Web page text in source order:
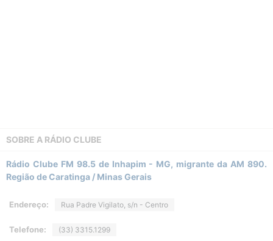
SOBRE A RÁDIO CLUBE
Rádio Clube FM 98.5 de Inhapim - MG, migrante da AM 890.
Região de Caratinga / Minas Gerais
Endereço: Rua Padre Vigilato, s/n - Centro
Telefone: (33) 3315.1299